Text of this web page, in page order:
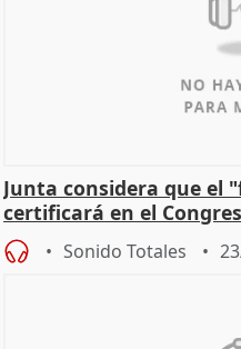
Junta considera que el
certificará en el
de
Sonido Totales